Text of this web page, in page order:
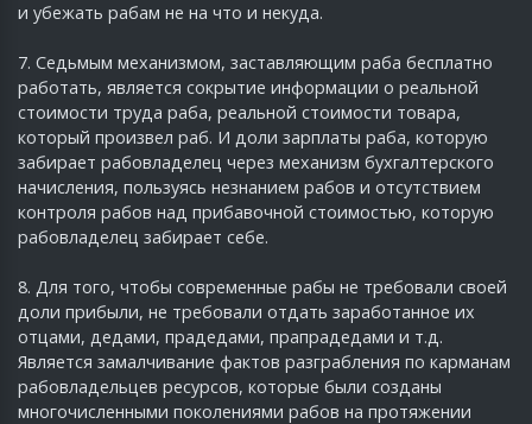
и убежать рабам не на что и некуда.
7. Седьмым механизмом, заставляющим раба бесплатно
работать, является сокрытие информации о реальной
стоимости труда раба, реальной стоимости товара,
который произвел раб. И доли зарплаты раба, которую
забирает рабовладелец через механизм бухгалтерского
начисления, пользуясь незнанием рабов и отсутствием
контроля рабов над прибавочной стоимостью, которую
рабовладелец забирает себе.
8. Для того, чтобы современные рабы не требовали своей
доли прибыли, не требовали отдать заработанное их
отцами, дедами, прадедами, прапрадедами и т.д.
Является замалчивание фактов разграбления по карманам
рабовладельцев ресурсов, которые были созданы
многочисленными поколениями рабов на протяжении